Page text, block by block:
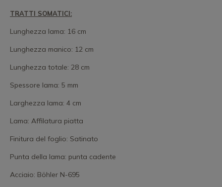
TRATTI SOMATICI:
Lunghezza lama: 16 cm
Lunghezza manico: 12 cm
Lunghezza totale: 28 cm
Spessore lama: 5 mm
Larghezza lama: 4 cm
Lama: Affilatura piatta
Finitura del foglio: Satinato
Punta della lama: punta cadente
Acciaio: Böhler N-695